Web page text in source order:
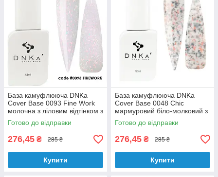
База камуфлююча DNKa
Cover Base 0093 Fine Work
молочна з ліловим відтінком з
рожевою поталлю 12 мл
Готово до відправки
276,45 ₴ 285 ₴
Купити
База камуфлююча DNKa
Cover Base 0048 Chic
мармуровий біло-молковий з
чорними частинками 12 мл
Готово до відправки
276,45 ₴ 285 ₴
Купити